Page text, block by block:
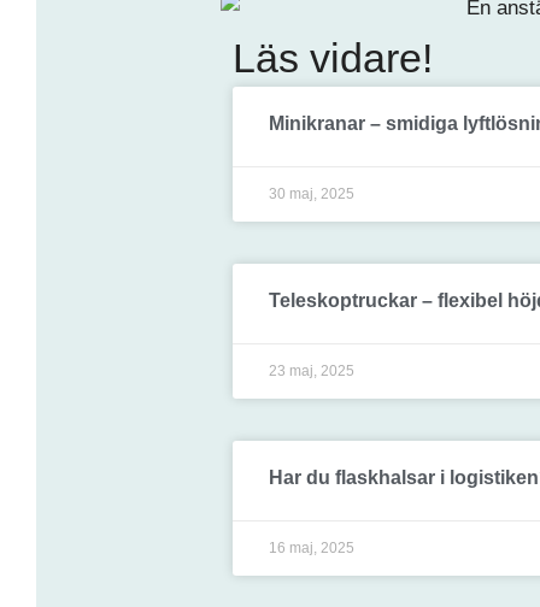
Läs vidare!
Minikranar – smidiga
30 maj, 2025
Teleskoptruckar – flexibel
23 maj, 2025
Har du flaskhalsar i
16 maj, 2025